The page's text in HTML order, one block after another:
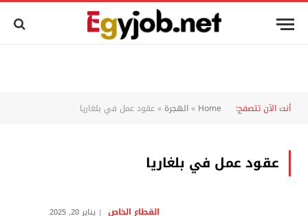
أنت الآن تتصفح: Home
»الهجرة»عقود عمل في بلغاريا
عقود عمل في بلغاريا
القطاع الخاص يناير 20, 2025